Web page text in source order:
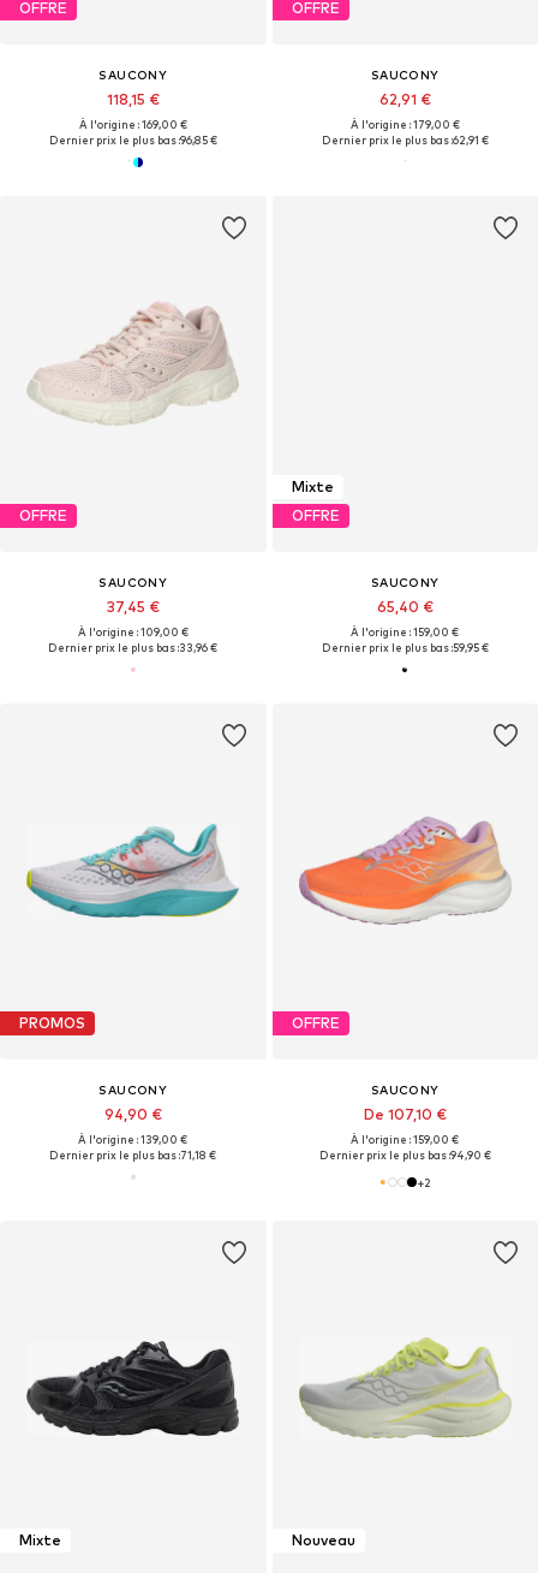
OFFRE
SAUCONY
118,15 €
À l'origine : 169,00 €
Dernier prix le plus bas :96,85 €
OFFRE
SAUCONY
62,91 €
À l'origine : 179,00 €
Dernier prix le plus bas :62,91 €
OFFRE
SAUCONY
37,45 €
À l'origine : 109,00 €
Dernier prix le plus bas :33,96 €
Mixte
OFFRE
SAUCONY
65,40 €
À l'origine : 159,00 €
Dernier prix le plus bas :59,95 €
PROMOS
SAUCONY
94,90 €
À l'origine : 139,00 €
Dernier prix le plus bas :71,18 €
OFFRE
SAUCONY
De 107,10 €
À l'origine : 159,00 €
Dernier prix le plus bas :94,90 €
+2
Mixte Nouveau